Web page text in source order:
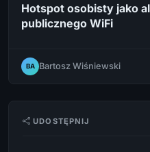
Hotspot osobisty jako
publicznego WiFi
BA Bartosz Wiśniewski
UDOSTĘPNIJ